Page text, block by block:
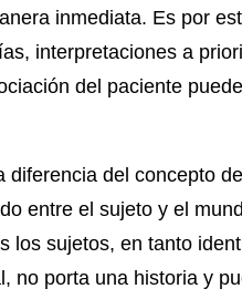
inmediata. Es por
interpretaciones a
del paciente
diferencia del concepto
entre el sujeto y el
los sujetos, en tanto
no porta una historia y